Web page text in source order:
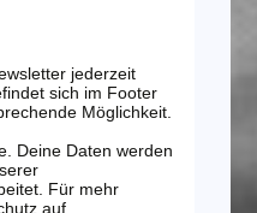
jederzeit
sich im Footer
Möglichkeit.
Deine Daten werden
Für mehr
auf